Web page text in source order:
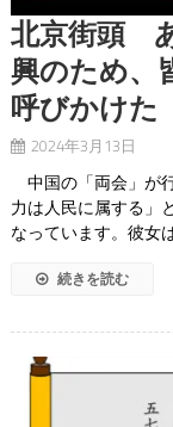
北京街頭
興のため、
呼びかけた
2024年3月13日
中国の「両会」が
力は人民に属する」
なっています。彼女
続きを読む